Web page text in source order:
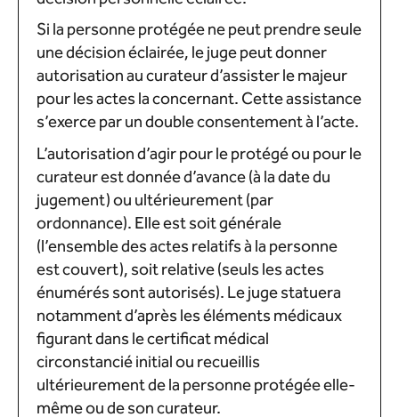
Si la personne protégée ne peut prendre seule
une décision éclairée, le juge peut donner
autorisation au curateur d’assister le majeur
pour les actes la concernant. Cette assistance
s’exerce par un double consentement à l’acte.
L’autorisation d’agir pour le protégé ou pour le
curateur est donnée d’avance (à la date du
jugement) ou ultérieurement (par
ordonnance). Elle est soit générale
(l’ensemble des actes relatifs à la personne
est couvert), soit relative (seuls les actes
énumérés sont autorisés). Le juge statuera
notamment d’après les éléments médicaux
figurant dans le certificat médical
circonstancié initial ou recueillis
ultérieurement de la personne protégée elle-
même ou de son curateur.